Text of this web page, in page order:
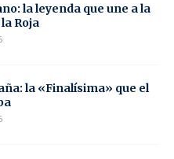
la leyenda que une a la
Roja
la «Finalísima» que el